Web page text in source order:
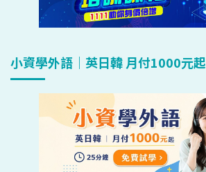
小資學外語｜英日韓 月付1000元起